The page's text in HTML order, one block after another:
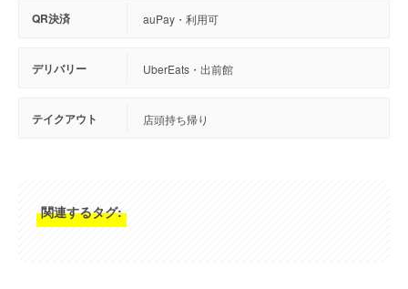
QR決済 auPay・利用可
デリバリー UberEats・出前館
テイクアウト 店頭持ち帰り
関連するタグ: